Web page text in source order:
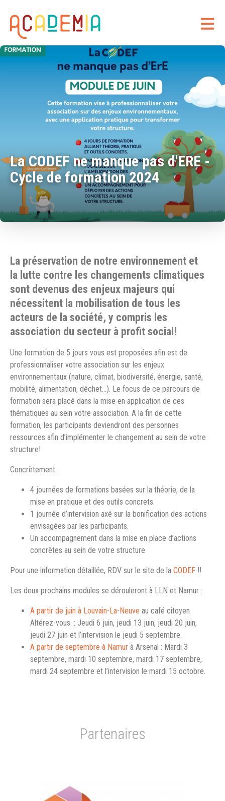
La CODEF ne manque pas d'ERE -
Cycle de formation 2024
La préservation de notre environnement et
la lutte contre les changements climatiques
sont devenus des enjeux majeurs qui
nécessitent la mobilisation de tous les
acteurs de la société, y compris les
association du secteur à profit social!
Une formation de 5 jours vous est proposées afin est de
professionnaliser votre association sur les enjeux
environnementaux (nature, climat, biodiversité, énergie, santé,
mobilité, alimentation, déchet…). Le focus de ce parcours de
formation sera placé dans la mise en application de ces
thématiques au sein votre association. A la fin de cette
formation, les participants deviendront des personnes
ressources afin d’implémenter le changement au sein de votre
structure!
Concrètement :
4 journées de formations basées sur la théorie, de la
mise en pratique et des outils concrets.
1 journée d’intervision axé sur la bonification des actions
envisagées par les participants.
Un accompagnement dans la mise en place d’actions
concrètes au sein de votre structure
Pour une information détaillée, RDV sur le site de la CODEF !!
Les deux prochains modules se dérouleront à LLN et Namur :
A partir de juin à Louvain-La-Neuve au café citoyen
Altérez-vous. : Jeudi 6 juin, jeudi 13 juin, jeudi 20 juin,
jeudi 27 juin et l’intervision le jeudi 5 septembre.
A partir de septembre à Namur à Arsenal : Mardi 3
septembre, mardi 10 septembre, mardi 17 septembre,
mardi 24 septembre et l’intervision le mardi 15 octobre.
Partenaires